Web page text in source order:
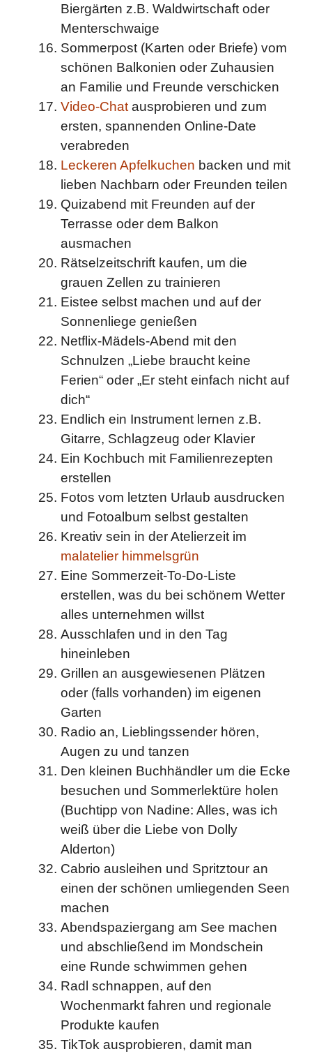
Biergärten z.B. Waldwirtschaft oder
Menterschwaige
Sommerpost (Karten oder Briefe) vom
schönen Balkonien oder Zuhausien
an Familie und Freunde verschicken
Video-Chat ausprobieren und zum
ersten, spannenden Online-Date
verabreden
Leckeren Apfelkuchen backen und mit
lieben Nachbarn oder Freunden teilen
Quizabend mit Freunden auf der
Terrasse oder dem Balkon
ausmachen
Rätselzeitschrift kaufen, um die
grauen Zellen zu trainieren
Eistee selbst machen und auf der
Sonnenliege genießen
Netflix-Mädels-Abend mit den
Schnulzen „Liebe braucht keine
Ferien“ oder „Er steht einfach nicht auf
dich“
Endlich ein Instrument lernen z.B.
Gitarre, Schlagzeug oder Klavier
Ein Kochbuch mit Familienrezepten
erstellen
Fotos vom letzten Urlaub ausdrucken
und Fotoalbum selbst gestalten
Kreativ sein in der Atelierzeit im
malatelier himmelsgrün
Eine Sommerzeit-To-Do-Liste
erstellen, was du bei schönem Wetter
alles unternehmen willst
Ausschlafen und in den Tag
hineinleben
Grillen an ausgewiesenen Plätzen
oder (falls vorhanden) im eigenen
Garten
Radio an, Lieblingssender hören,
Augen zu und tanzen
Den kleinen Buchhändler um die Ecke
besuchen und Sommerlektüre holen
(Buchtipp von Nadine: Alles, was ich
weiß über die Liebe von Dolly
Alderton)
Cabrio ausleihen und Spritztour an
einen der schönen umliegenden Seen
machen
Abendspaziergang am See machen
und abschließend im Mondschein
eine Runde schwimmen gehen
Radl schnappen, auf den
Wochenmarkt fahren und regionale
Produkte kaufen
TikTok ausprobieren, damit man